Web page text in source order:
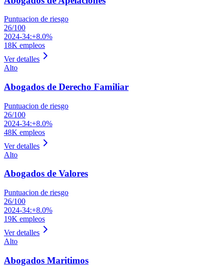
Puntuacion de riesgo
26/100
2024-34:+8.0%
18K empleos
Ver detalles
Alto
Abogados de Derecho Familiar
Puntuacion de riesgo
26/100
2024-34:+8.0%
48K empleos
Ver detalles
Alto
Abogados de Valores
Puntuacion de riesgo
26/100
2024-34:+8.0%
19K empleos
Ver detalles
Alto
Abogados Maritimos